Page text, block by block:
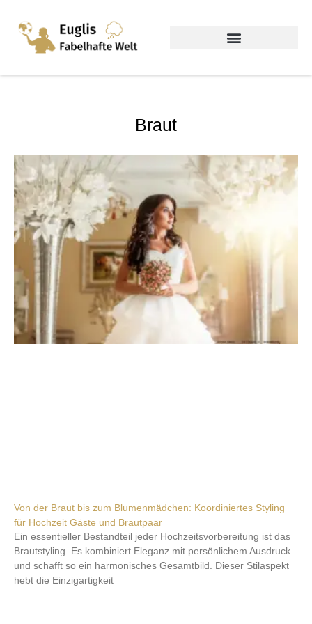
Braut
Von der Braut bis zum Blumenmädchen: Koordiniertes Styling
für Hochzeit Gäste und Brautpaar
Ein essentieller Bestandteil jeder Hochzeitsvorbereitung ist das
Brautstyling. Es kombiniert Eleganz mit persönlichem Ausdruck
und schafft so ein harmonisches Gesamtbild. Dieser Stilaspekt
hebt die Einzigartigkeit